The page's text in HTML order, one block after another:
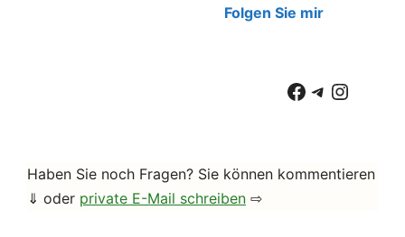
Folgen Sie mir
Facebook
Telegram
Haben Sie noch Fragen? Sie können kommentieren
⇓ oder private E-Mail schreiben ⇨